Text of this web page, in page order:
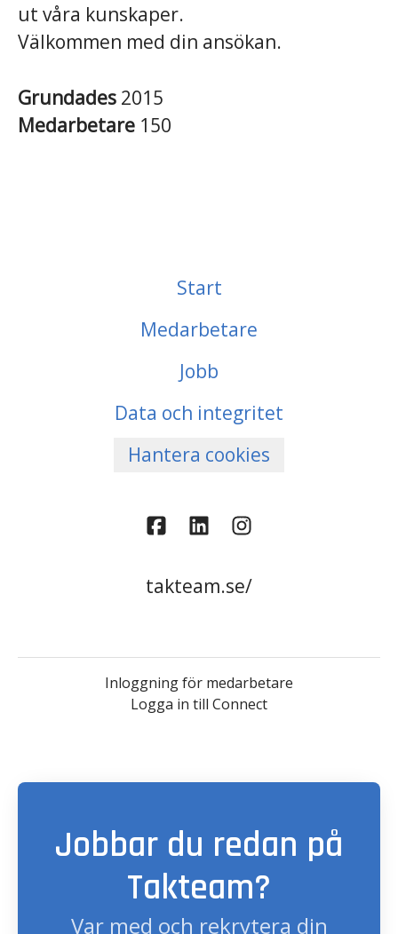
ut våra kunskaper.
Välkommen med din ansökan.
Grundades 2015
Medarbetare 150
Start
Medarbetare
Jobb
Data och integritet
Hantera cookies
takteam.se/
Inloggning för medarbetare
Logga in till Connect
Jobbar du redan på
Takteam?
Var med och rekrytera din